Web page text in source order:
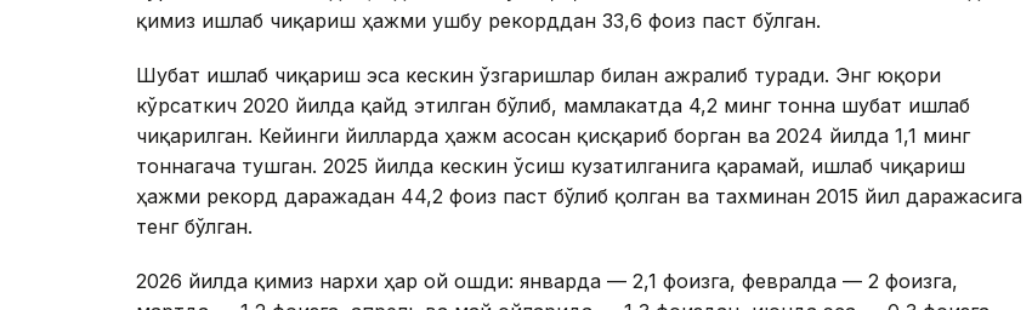
қимиз ишлаб чиқариш ҳажми ушбу рекорддан 33,6 фоиз паст бўлган.
Шубат ишлаб чиқариш эса кескин ўзгаришлар билан ажралиб туради. Энг юқори
кўрсаткич 2020 йилда қайд этилган бўлиб, мамлакатда 4,2 минг тонна шубат ишлаб
чиқарилган. Кейинги йилларда ҳажм асосан қисқариб борган ва 2024 йилда 1,1 минг
тоннагача тушган. 2025 йилда кескин ўсиш кузатилганига қарамай, ишлаб чиқариш
ҳажми рекорд даражадан 44,2 фоиз паст бўлиб қолган ва тахминан 2015 йил даражасига
тенг бўлган.
2026 йилда қимиз нархи ҳар ой ошди: январда — 2,1 фоизга, февралда — 2 фоизга,